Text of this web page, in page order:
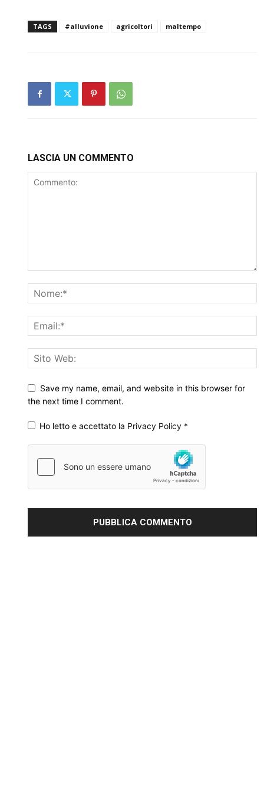
TAGS #alluvione agricoltori maltempo
LASCIA UN COMMENTO
Save my name, email, and website in this browser for
the next time I comment.
Ho letto e accettato la Privacy Policy *